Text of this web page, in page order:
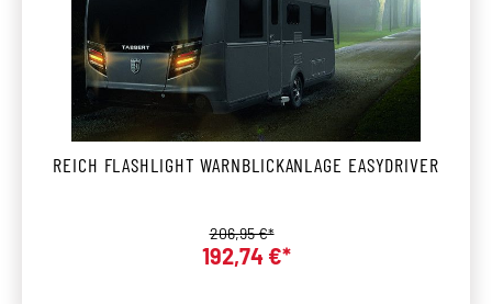
REICH FLASHLIGHT WARNBLICKANLAGE EASYDRIVER
Verkaufspreis:
192,74 €*
Regulärer Preis:
206,95 €*